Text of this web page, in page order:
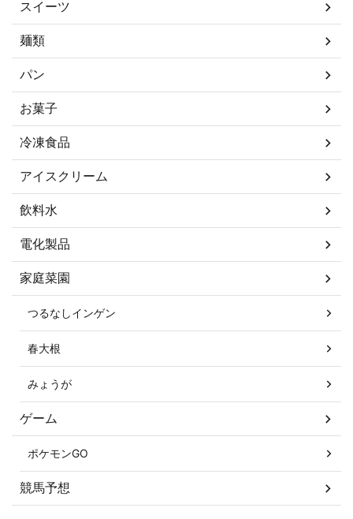
スイーツ
麺類
パン
お菓子
冷凍食品
アイスクリーム
飲料水
電化製品
家庭菜園
つるなしインゲン
春大根
みょうが
ゲーム
ポケモンGO
競馬予想